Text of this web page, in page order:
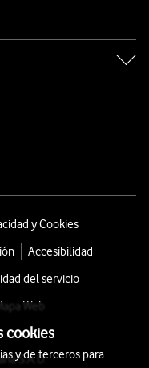
y Cookies
Accesibilidad
del servicio
Web
S.A.U.
cookies
y de terceros para